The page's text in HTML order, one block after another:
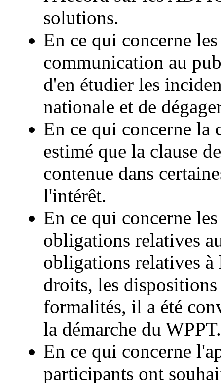
solutions.
En ce qui concerne
communication au
d'en étudier les
nationale et de
En ce qui concerne la
estimé que la clause
contenue dans
l'intérêt.
En ce qui concerne
obligations relatives
obligations relatives
droits, les
formalités, il a été
la démarche du WPPT.
En ce qui concerne
participants ont